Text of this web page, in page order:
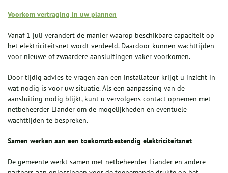
Voorkom vertraging in uw plannen
Vanaf 1 juli verandert de manier waarop beschikbare capaciteit op
het elektriciteitsnet wordt verdeeld. Daardoor kunnen wachttijden
voor nieuwe of zwaardere aansluitingen vaker voorkomen.
Door tijdig advies te vragen aan een installateur krijgt u inzicht in
wat nodig is voor uw situatie. Als een aanpassing van de
aansluiting nodig blijkt, kunt u vervolgens contact opnemen met
netbeheerder Liander om de mogelijkheden en eventuele
wachttijden te bespreken.
Samen werken aan een toekomstbestendig elektriciteitsnet
De gemeente werkt samen met netbeheerder Liander en andere